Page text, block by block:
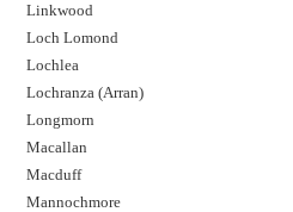
Linkwood
Loch Lomond
Lochlea
Lochranza (Arran)
Longmorn
Macallan
Macduff
Mannochmore